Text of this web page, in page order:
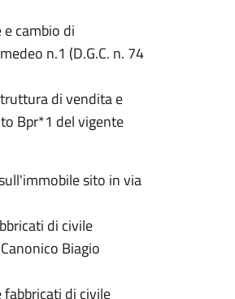
cambio di
n.1 (D.G.C. n. 74
di vendita e
Bpr*1 del vigente
sito in via
di civile
Biagio
di civile